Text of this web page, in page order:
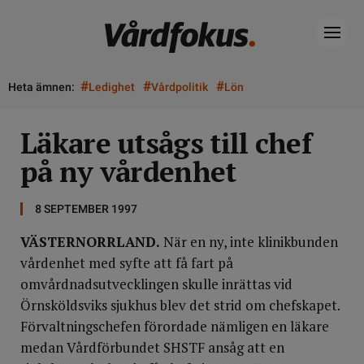
Heta ämnen: #Ledighet #Vårdpolitik #Lön
Läkare utsågs till chef
på ny vårdenhet
8 SEPTEMBER 1997
VÄSTERNORRLAND. När en ny, inte klinikbunden
vårdenhet med syfte att få fart på
omvårdnadsutvecklingen skulle inrättas vid
Örnsköldsviks sjukhus blev det strid om chefskapet.
Förvaltningschefen förordade nämligen en läkare
medan Vårdförbundet SHSTF ansåg att en